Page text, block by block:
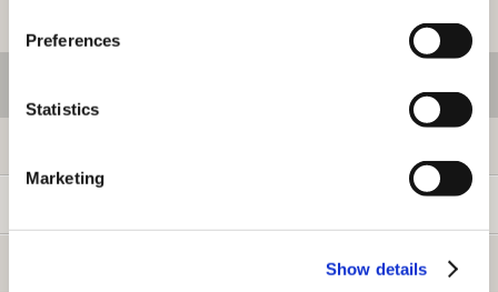
Preferences
Statistics
Marketing
Show details